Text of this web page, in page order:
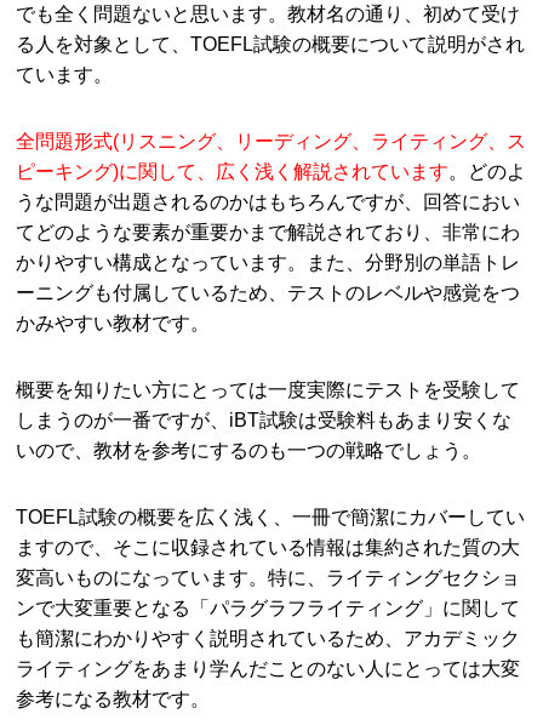
でも全く問題ないと思います。教材名の通り、初めて受け
る人を対象として、TOEFL試験の概要について説明がされ
ています。
全問題形式(リスニング、リーディング、ライティング、ス
ピーキング)に関して、広く浅く解説されています 。どのよ
うな問題が出題されるのかはもちろんですが、回答におい
てどのような要素が重要かまで解説されており、非常にわ
かりやすい構成となっています。また、分野別の単語トレ
ーニングも付属しているため、テストのレベルや感覚をつ
かみやすい教材です。
概要を知りたい方にとっては一度実際にテストを受験して
しまうのが一番ですが、iBT試験は受験料もあまり安くな
いので、教材を参考にするのも一つの戦略でしょう。
TOEFL試験の概要を広く浅く、一冊で簡潔にカバーしてい
ますので、そこに収録されている情報は集約された質の大
変高いものになっています。特に、ライティングセクショ
ンで大変重要となる「パラグラフライティング」に関して
も簡潔にわかりやすく説明されているため、アカデミック
ライティングをあまり学んだことのない人にとっては大変
参考になる教材です。